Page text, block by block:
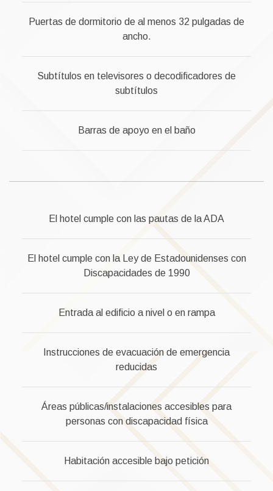
Puertas de dormitorio de al menos 32 pulgadas de
ancho.
Subtítulos en televisores o decodificadores de
subtítulos
Barras de apoyo en el baño
El hotel cumple con las pautas de la ADA
El hotel cumple con la Ley de Estadounidenses con
Discapacidades de 1990
Entrada al edificio a nivel o en rampa
Instrucciones de evacuación de emergencia
reducidas
Áreas públicas/instalaciones accesibles para
personas con discapacidad física
Habitación accesible bajo petición